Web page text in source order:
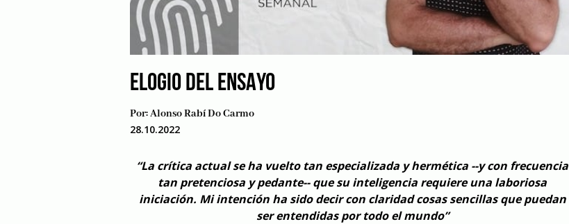
ELOGIO DEL ENSAYO
Por:Alonso Rabí Do Carmo
28.10.2022
“La crítica actual se ha vuelto tan especializada y hermética --y con frecuencia
tan pretenciosa y pedante-- que su inteligencia requiere una laboriosa
iniciación. Mi intención ha sido decir con claridad cosas sencillas que puedan
ser entendidas por todo el mundo”